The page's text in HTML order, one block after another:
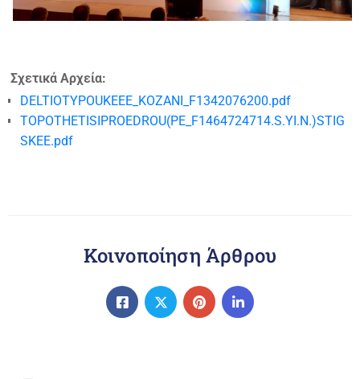
Σχετικά Αρχεία:
DELTIOTYPOUKEEE_KOZANI_F1342076200.pdf
TOPOTHETISIPROEDROU(PE_F1464724714.S.YI.N.)STIG
SKEE.pdf
Κοινοποίηση Άρθρου